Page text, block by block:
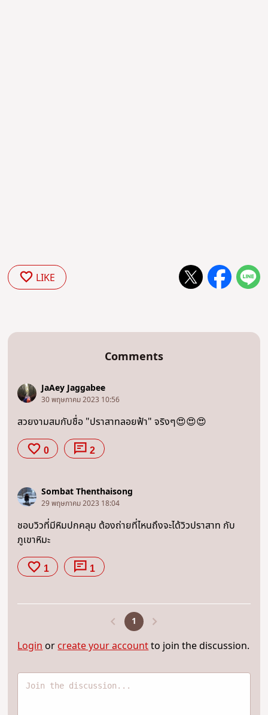
LIKE
Comments
JaAey Jaggabee
30 พฤษภาคม 2023 10:56
สวยงามสมกับชื่อ "ปราสาทลอยฟ้า" จริงๆ😍😍😍
0 2
Sombat Thenthaisong
29 พฤษภาคม 2023 18:04
ชอบวิวที่มีหิมปกคลุม ต้องถ่ายที่ไหนถึงจะได้วิวปราสาท กับ
ภูเขาหิมะ
1 1
1
Login or create your accountto join the discussion.